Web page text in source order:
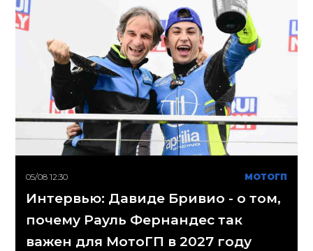
05/08 12:30 МОТОГП
Интервью: Давиде Бривио - о том,
почему Рауль Фернандес так
важен для МотоГП в 2027 году